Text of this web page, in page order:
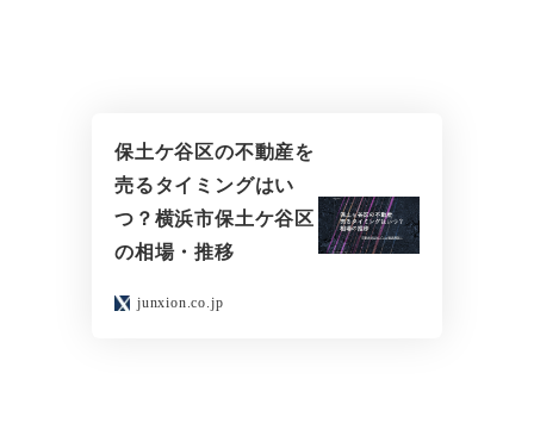
保土ケ谷区の不動産を
売るタイミングはい
つ？横浜市保土ケ谷区
の相場・推移
junxion.co.jp